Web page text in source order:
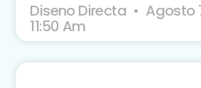
Diseno Directa Agosto
11:50 Am